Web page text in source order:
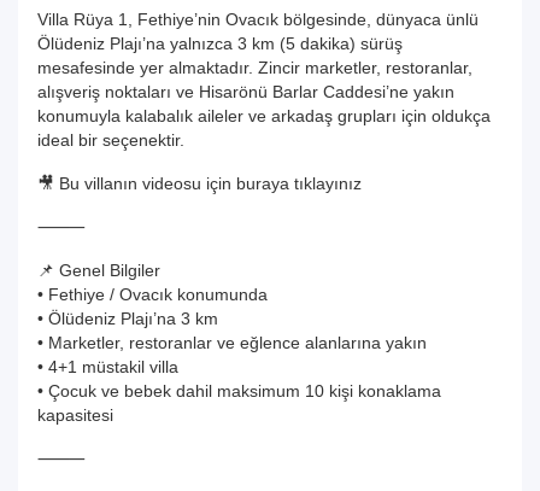
Villa Rüya 1, Fethiye’nin Ovacık bölgesinde, dünyaca ünlü
Ölüdeniz Plajı’na yalnızca 3 km (5 dakika) sürüş
mesafesinde yer almaktadır. Zincir marketler, restoranlar,
alışveriş noktaları ve Hisarönü Barlar Caddesi’ne yakın
konumuyla kalabalık aileler ve arkadaş grupları için oldukça
ideal bir seçenektir.
🎥 Bu villanın videosu için buraya tıklayınız
⸻
📌 Genel Bilgiler
• Fethiye / Ovacık konumunda
• Ölüdeniz Plajı’na 3 km
• Marketler, restoranlar ve eğlence alanlarına yakın
• 4+1 müstakil villa
• Çocuk ve bebek dahil maksimum 10 kişi konaklama
kapasitesi
⸻